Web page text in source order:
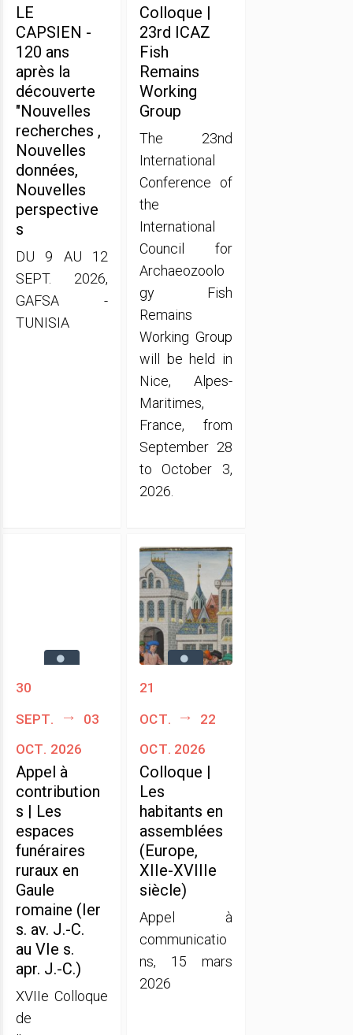
LE
CAPSIEN -
120 ans
après la
découverte
"Nouvelles
recherches ,
Nouvelles
données,
Nouvelles
perspective
s
DU 9 AU 12
SEPT. 2026,
GAFSA -
TUNISIA
Colloque |
23rd ICAZ
Fish
Remains
Working
Group
The 23nd
International
Conference of
the
International
Council for
Archaeozoolo
gy Fish
Remains
Working Group
will be held in
Nice, Alpes-
Maritimes,
France, from
September 28
to October 3,
2026.
30
sept.
03
oct. 2026
Appel à
contribution
s | Les
espaces
funéraires
ruraux en
Gaule
romaine (Ier
s. av. J.-C.
au VIe s.
apr. J.-C.)
XVIIe Colloque
de
21
oct.
22
oct. 2026
Colloque |
Les
habitants en
assemblées
(Europe,
XIIe-XVIIIe
siècle)
Appel à
communicatio
ns, 15 mars
2026